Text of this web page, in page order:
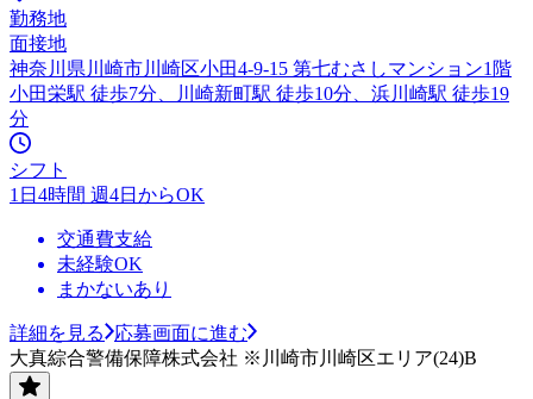
勤務地
面接地
神奈川県川崎市川崎区小田4-9-15 第七むさしマンション1階
小田栄駅 徒歩7分、川崎新町駅 徒歩10分、浜川崎駅 徒歩19
分
シフト
1日4時間 週4日からOK
交通費支給
未経験OK
まかないあり
詳細を見る
応募画面に進む
大真綜合警備保障株式会社 ※川崎市川崎区エリア(24)B